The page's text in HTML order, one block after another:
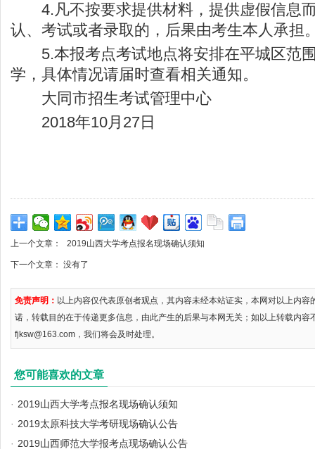
4.凡不按要求提供材料，提供虚假信息
认、考试或者录取的，后果由考生本人承担
5.本报考点考试地点将安排在平城区范
学，具体情况请届时查看相关通知。
大同市招生考试管理中心
2018年10月27日
上一个文章： 2019山西大学考点报名现场确认须知
下一个文章： 没有了
免责声明： 以上内容仅代表原创者观点，其内容未经本站证实，本网对以上内
诺，转载目的在于传递更多信息，由此产生的后果与本网无关；如以上转载内容
fjksw@163.com，我们将会及时处理。
您可能喜欢的文章
· 2019山西大学考点报名现场确认须知
· 2019太原科技大学考研现场确认公告
· 2019山西师范大学报考点现场确认公告